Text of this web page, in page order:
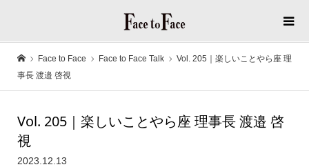
Face to Face Face to Face Talk
Vol. 205｜楽しいことやら座 理
事長 渡邉 啓視
Vol. 205｜楽しいことやら座 理事長 渡邉 啓
視
2023.12.13